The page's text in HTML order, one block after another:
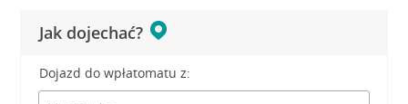
Jak dojechać?
Dojazd do wpłatomatu z: